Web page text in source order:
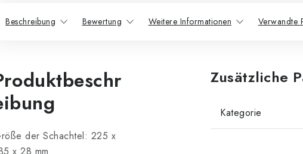
Beschreibung Bewertung Weitere Informationen Verwandte
der Schachtel: 225 x
Zusätzliche
Kategorie